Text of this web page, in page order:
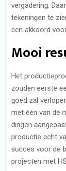
vergadering.
tekeningen te
een akkoord
Mooi
Het
zouden eerste
goed zal
met één van de
dingen
productie echt
succes voor de
projecten met